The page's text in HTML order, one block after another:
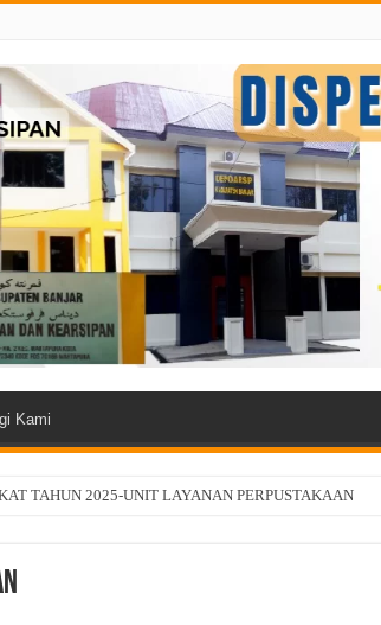
Kami
TAHUN 2025-UNIT LAYANAN PERPUSTAKAAN